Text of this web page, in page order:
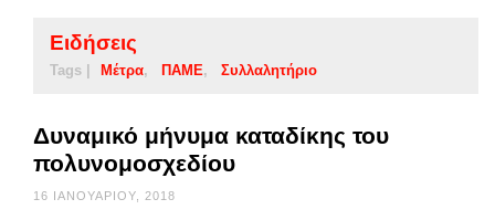
Ειδήσεις
Tags | Μέτρα ΠΑΜΕ Συλλαλητήριο
Δυναμικό μήνυμα καταδίκης του
πολυνομοσχεδίου
16 ΙΑΝΟΥΑΡΊΟΥ, 2018